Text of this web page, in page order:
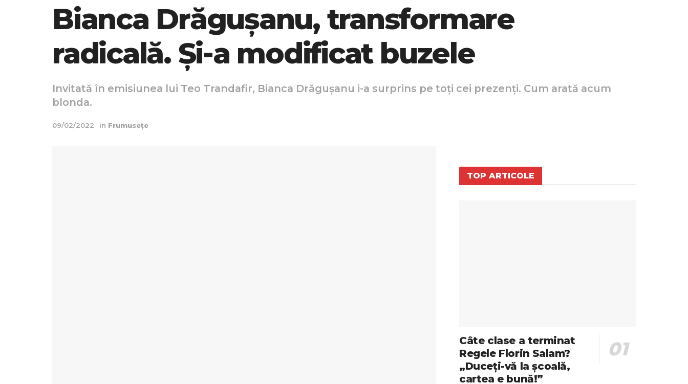
Bianca Drăgușanu, transformare
radicală. Și-a modificat buzele
Invitată în emisiunea lui Teo Trandafir, Bianca Drăgușanu i-a surprins pe toți cei prezenți. Cum arată acum
blonda.
09/02/2022 in Frumusețe
TOP ARTICOLE
Câte clase a terminat
Regele Florin Salam?
„Duceți-vă la școală,
cartea e bună!”